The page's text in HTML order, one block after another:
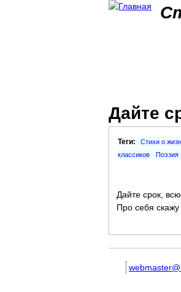
Дайте
Теги: Стихи о
классиков
Поэзия
Дайте срок,
Про себя